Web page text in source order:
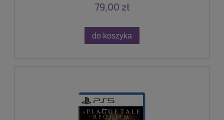
79,00 zł
do koszyka